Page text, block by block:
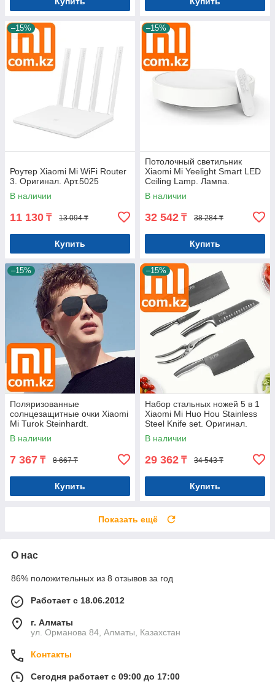
–15%
Роутер Xiaomi Mi WiFi Router
3. Оригинал. Арт.5025
В наличии
11 130 ₸ 13 094 ₸
Купить
–15%
Потолочный светильник
Xiaomi Mi Yeelight Smart LED
Ceiling Lamp. Лампа.
Оригинал. Арт.5274
В наличии
32 542 ₸ 38 284 ₸
Купить
–15%
Поляризованные
солнцезащитные очки Xiaomi
Mi Turok Steinhardt.
Нейлоновые. Оригинал.
Арт.5481
В наличии
7 367 ₸ 8 667 ₸
Купить
–15%
Набор стальных ножей 5 в 1
Xiaomi Mi Huo Hou Stainless
Steel Knife set. Оригинал.
Арт.5924
В наличии
29 362 ₸ 34 543 ₸
Купить
Показать ещё
О нас
86% положительных из 8 отзывов за год
Работает с 18.06.2012
г. Алматы
ул. Орманова 84, Алматы, Казахстан
Контакты
Сегодня работает с 09:00 до 17:00